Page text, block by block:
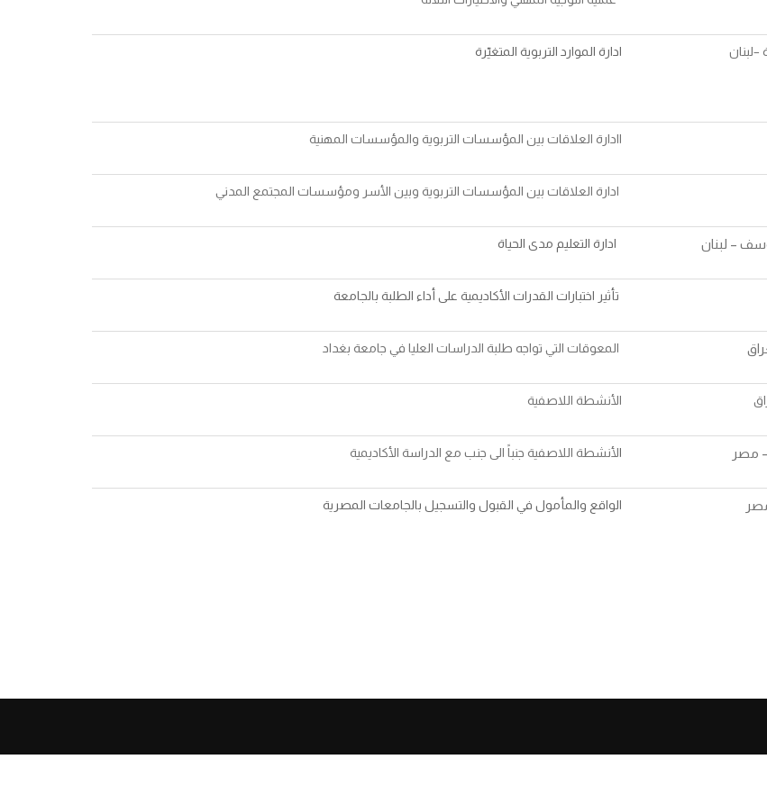
–لبنان
ادارة الموارد التربوية المتغيّرة
اادارة العلاقات بين المؤسسات التربوية والمؤسسات المهنية
ادارة العلاقات بين المؤسسات التربوية وبين الأسر ومؤسسات المجتمع المدني
– لبنان ادارة التعليم مدى الحياة
تأثير اختبارات القدرات الأكاديمية على أداء الطلبة بالجامعة
المعوقات التي تواجه طلبة الدراسات العليا في جامعة بغداد
الأنشطة اللاصفية
مصر الأنشطة اللاصفية جنباً الى جنب مع الدراسة الأكاديمية
الواقع والمأمول في القبول والتسجيل بالجامعات المصرية